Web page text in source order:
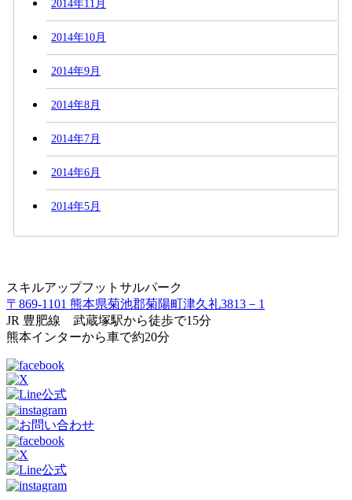
2014年11月
2014年10月
2014年9月
2014年8月
2014年7月
2014年6月
2014年5月
スキルアップフットサルパーク
〒869-1101 熊本県菊池郡菊陽町津久礼3813－1
JR 豊肥線 武蔵塚駅から徒歩で15分
熊本インターから車で約20分